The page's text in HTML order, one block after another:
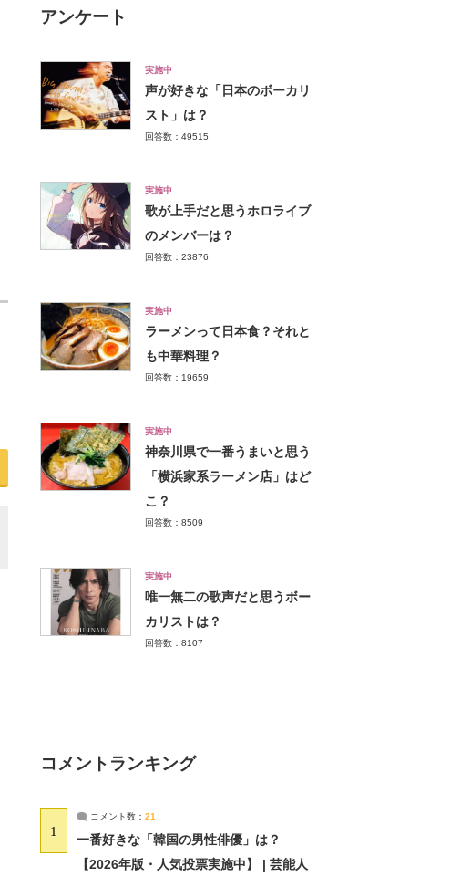
アンケート
実施中
声が好きな「日本のボーカリ
スト」は？
回答数：49515
実施中
歌が上手だと思うホロライブ
のメンバーは？
回答数：23876
実施中
ラーメンって日本食？それと
も中華料理？
回答数：19659
実施中
神奈川県で一番うまいと思う
「横浜家系ラーメン店」はど
こ？
回答数：8509
実施中
唯一無二の歌声だと思うボー
カリストは？
回答数：8107
コメントランキング
1
コメント数： 21
一番好きな「韓国の男性俳優」は？
【2026年版・人気投票実施中】 | 芸能人